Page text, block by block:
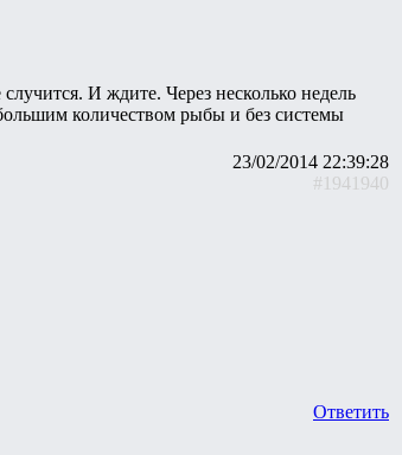
И ждите. Через несколько недель
количеством рыбы и без системы
23/02/2014 22:39:28
#1941940
Ответить